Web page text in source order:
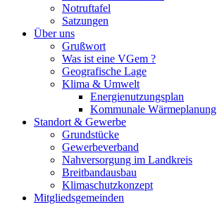
Notruftafel
Satzungen
Über uns
Grußwort
Was ist eine VGem ?
Geografische Lage
Klima & Umwelt
Energienutzungsplan
Kommunale Wärmeplanung
Standort & Gewerbe
Grundstücke
Gewerbeverband
Nahversorgung im Landkreis
Breitbandausbau
Klimaschutzkonzept
Mitgliedsgemeinden